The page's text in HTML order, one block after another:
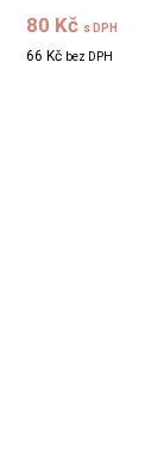
80 Kč s DPH
66 Kč bez DPH